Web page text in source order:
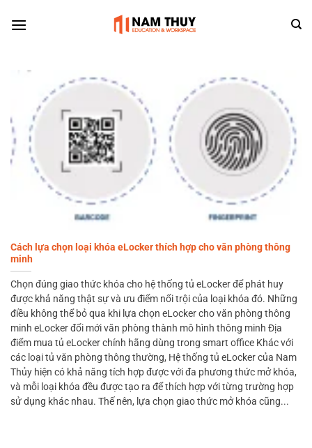
Cách lựa chọn loại khóa eLocker thích hợp cho văn phòng thông
minh
Chọn đúng giao thức khóa cho hệ thống tủ eLocker để phát huy
được khả năng thật sự và ưu điểm nổi trội của loại khóa đó. Những
điều không thể bỏ qua khi lựa chọn eLocker cho văn phòng thông
minh eLocker đổi mới văn phòng thành mô hình thông minh Địa
điểm mua tủ eLocker chính hãng dùng trong smart office Khác với
các loại tủ văn phòng thông thường, Hệ thống tủ eLocker của Nam
Thủy hiện có khả năng tích hợp được với đa phương thức mở khóa,
và mỗi loại khóa đều được tạo ra để thích hợp với từng trường hợp
sử dụng khác nhau. Thế nên, lựa chọn giao thức mở khóa cũng...